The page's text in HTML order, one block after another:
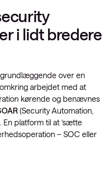
i lidt bredere
over en
arbejdet med at
kørende og benævnes
(Security Automation,
En platform til at ’sætte
– SOC eller